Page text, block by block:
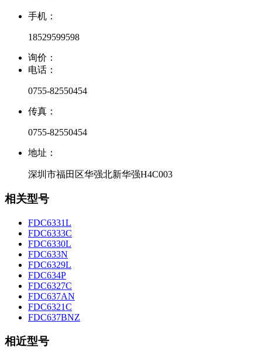
手机：
18529599598
询价：
电话：
0755-82550454
传真：
0755-82550454
地址：
深圳市福田区华强北新华强H4C003
相关型号
FDC6331L
FDC6333C
FDC6330L
FDC633N
FDC6329L
FDC634P
FDC6327C
FDC637AN
FDC6321C
FDC637BNZ
相近型号